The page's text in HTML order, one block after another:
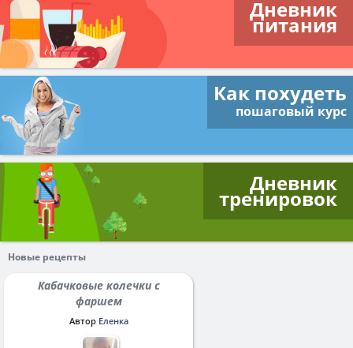
Дневник
питания
Как похудеть
пошаговый курс
Дневник
тренировок
Новые рецепты
Кабачковые колечки с
фаршем
Автор Еленка